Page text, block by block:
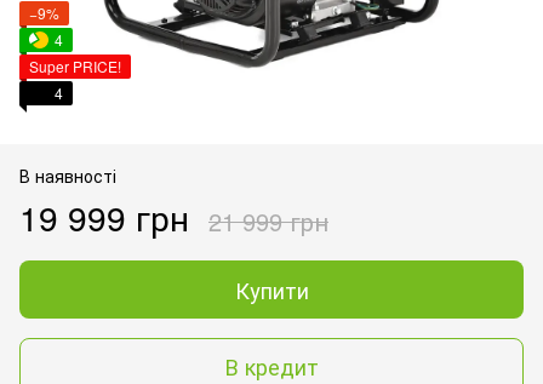
−9%
4
Super PRICE!
4
В наявності
19 999 грн 21 999 грн
Купити
В кредит